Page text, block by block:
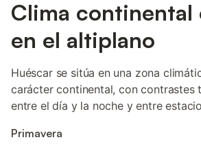
Clima continental
en el altiplano
Huéscar se sitúa en una zona
carácter continental, con contrastes
entre el día y la noche y entre
Primavera